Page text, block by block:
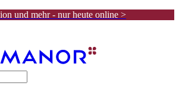
und mehr - nur heute online >